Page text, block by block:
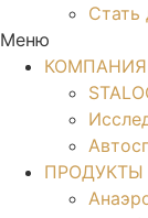
Стать
Меню
КОМПАНИЯ
ПРОДУКТЫ